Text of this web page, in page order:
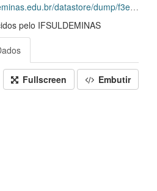
dump/f3ebccba-3a38-4bf2-9b0f-80096f79a2a2
pelo IFSULDEMINAS
Fullscreen Embutir